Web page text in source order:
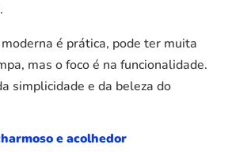
é prática, pode ter muita
mas o foco é na funcionalidade.
simplicidade e da beleza do
e acolhedor